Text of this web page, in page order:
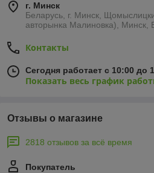
г. Минск
Беларусь, г. Минск,
авторынка Малиновка), Минск,
Контакты
Сегодня работает с 10:00 до
Показать весь график
Отзывы о магазине
2818 отзывов за всё время
Покупатель